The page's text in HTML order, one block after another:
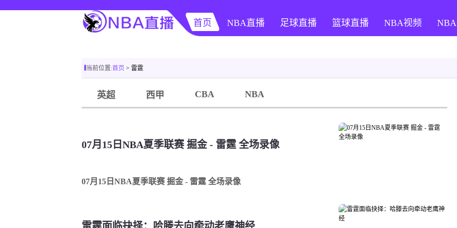
首页 NBA直播 足球直播 篮球直播 NBA视频
当前位置:首页 > 雷霆
英超 西甲 CBA NBA
07月15日NBA夏季联赛 掘金 - 雷霆 全场录像
07月15日NBA夏季联赛 掘金 - 雷霆 全场录像